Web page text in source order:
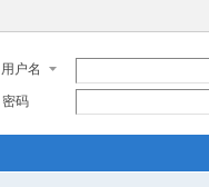
用户名
密码